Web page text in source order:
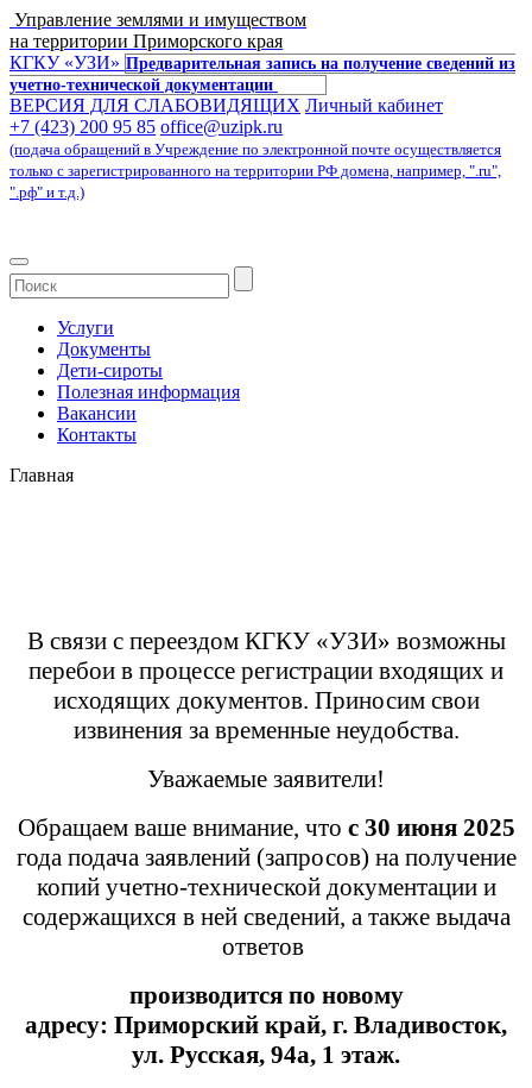
Управление землями и имуществом
на территории Приморского края
КГКУ «УЗИ» Предварительная запись на получение сведений из
учетно-технической документации
ВЕРСИЯ ДЛЯ СЛАБОВИДЯЩИХ Личный кабинет
+7 (423) 200 95 85 office@uzipk.ru
(подача обращений в Учреждение по электронной почте осуществляется
только с зарегистрированного на территории РФ домена, например, ".ru",
".рф" и т.д.)
Услуги
Документы
Дети-сироты
Полезная информация
Вакансии
Контакты
Главная
В связи с переездом КГКУ «УЗИ» возможны
перебои в процессе регистрации входящих и
исходящих документов. Приносим свои
извинения за временные неудобства.
Уважаемые заявители!
Обращаем ваше внимание, что с 30 июня 2025
года подача заявлений (запросов) на получение
копий учетно-технической документации и
содержащихся в ней сведений, а также выдача
ответов
производится по новому
адресу: Приморский край, г. Владивосток,
ул. Русская, 94а, 1 этаж.